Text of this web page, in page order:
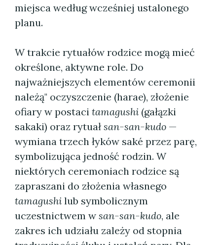
miejsca według wcześniej ustalonego
planu.
W trakcie rytuałów rodzice mogą mieć
określone, aktywne role. Do
najważniejszych elementów ceremonii
należą" oczyszczenie (harae), złożenie
ofiary w postaci tamagushi (gałązki
sakaki) oraz rytuał san-san-kudo —
wymiana trzech łyków saké przez parę,
symbolizująca jedność rodzin. W
niektórych ceremoniach rodzice są
zapraszani do złożenia własnego
tamagushi lub symbolicznym
uczestnictwem w san-san-kudo, ale
zakres ich udziału zależy od stopnia